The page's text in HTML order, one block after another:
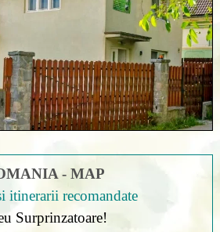
- MAP
itinerarii recomandate
Surprinzatoare!